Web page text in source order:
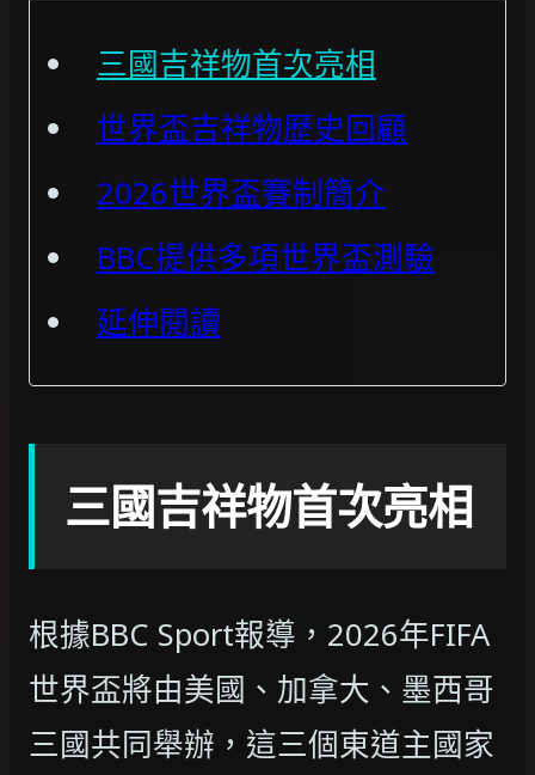
三國吉祥物首次亮相
世界盃吉祥物歷史回顧
2026世界盃賽制簡介
BBC提供多項世界盃測驗
延伸閱讀
三國吉祥物首次亮相
根據BBC Sport報導，2026年FIFA
世界盃將由美國、加拿大、墨西哥
三國共同舉辦，這三個東道主國家